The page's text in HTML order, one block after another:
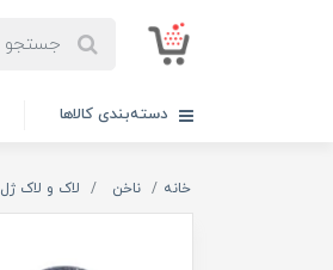
دسته‌بندی کالاها
خانه ناخن لاک و لاک ژل